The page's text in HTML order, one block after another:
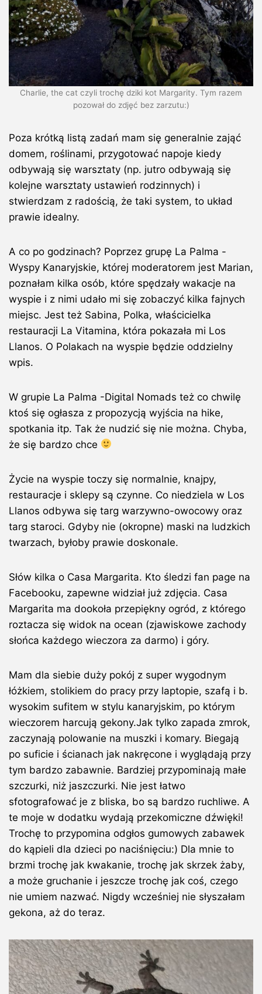
Charlie, the cat czyli trochę dziki kot Margarity. Tym razem
pozował do zdjęć bez zarzutu:)
Poza krótką listą zadań mam się generalnie zająć
domem, roślinami, przygotować napoje kiedy
odbywają się warsztaty (np. jutro odbywają się
kolejne warsztaty ustawień rodzinnych) i
stwierdzam z radością, że taki system, to układ
prawie idealny.
A co po godzinach? Poprzez grupę La Palma -
Wyspy Kanaryjskie, której moderatorem jest Marian,
poznałam kilka osób, które spędzały wakacje na
wyspie i z nimi udało mi się zobaczyć kilka fajnych
miejsc. Jest też Sabina, Polka, właścicielka
restauracji La Vitamina, która pokazała mi Los
Llanos. O Polakach na wyspie będzie oddzielny
wpis.
W grupie La Palma -Digital Nomads też co chwilę
ktoś się ogłasza z propozycją wyjścia na hike,
spotkania itp. Tak że nudzić się nie można. Chyba,
że się bardzo chce
Życie na wyspie toczy się normalnie, knajpy,
restauracje i sklepy są czynne. Co niedziela w Los
Llanos odbywa się targ warzywno-owocowy oraz
targ staroci. Gdyby nie (okropne) maski na ludzkich
twarzach, byłoby prawie doskonale.
Słów kilka o Casa Margarita. Kto śledzi fan page na
Facebooku, zapewne widział już zdjęcia. Casa
Margarita ma dookoła przepiękny ogród, z którego
roztacza się widok na ocean (zjawiskowe zachody
słońca każdego wieczora za darmo) i góry.
Mam dla siebie duży pokój z super wygodnym
łóżkiem, stolikiem do pracy przy laptopie, szafą i b.
wysokim sufitem w stylu kanaryjskim, po którym
wieczorem harcują gekony.Jak tylko zapada zmrok,
zaczynają polowanie na muszki i komary. Biegają
po suficie i ścianach jak nakręcone i wyglądają przy
tym bardzo zabawnie. Bardziej przypominają małe
szczurki, niż jaszczurki. Nie jest łatwo
sfotografować je z bliska, bo są bardzo ruchliwe. A
te moje w dodatku wydają przekomiczne dźwięki!
Trochę to przypomina odgłos gumowych zabawek
do kąpieli dla dzieci po naciśnięciu:) Dla mnie to
brzmi trochę jak kwakanie, trochę jak skrzek żaby,
a może gruchanie i jeszcze trochę jak coś, czego
nie umiem nazwać. Nigdy wcześniej nie słyszałam
gekona, aż do teraz.